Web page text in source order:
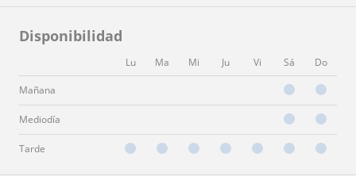
Disponibilidad
Lu Ma Mi Ju Vi Sá Do
Mañana
Mediodía
Tarde